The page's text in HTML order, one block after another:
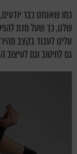
כמו שאנחנו כבר
שלנו, כך שעל מנת
עלינו לעבוד בקצב
גם לחיטוב וגם לעיצוב